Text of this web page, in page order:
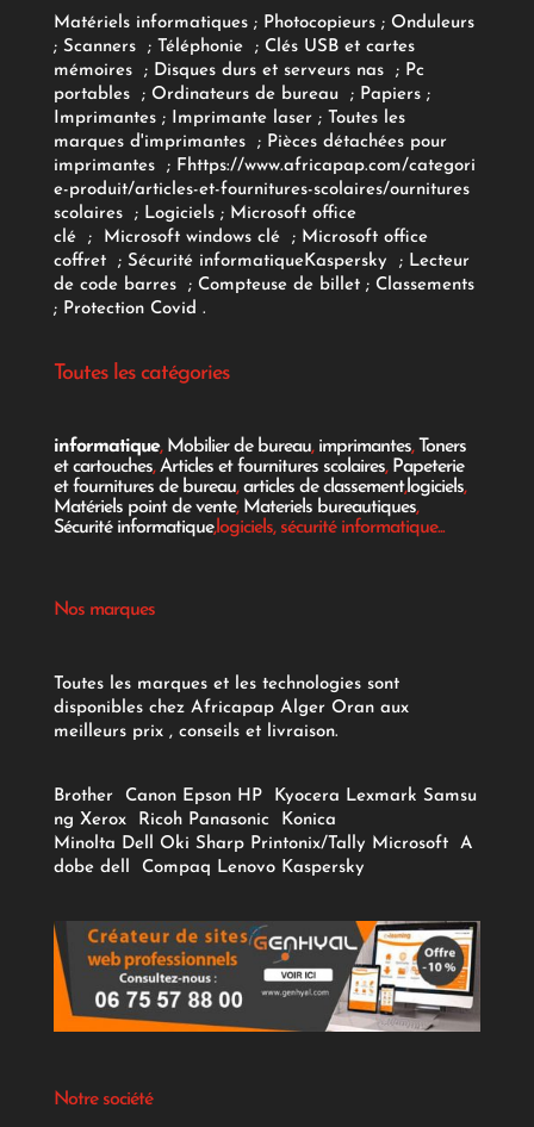
Matériels informatiques; Photocopieurs; Onduleurs
; Scanners ; Téléphonie ; Clés USB et cartes
mémoires
; Disques durs et serveurs nas ; Pc
portables
; Ordinateurs de bureau ; Papiers;
Imprimantes;Imprimante laser; Toutes les
marques d'imprimantes
; Pièces détachées pour
imprimantes
; Fhttps://www.africapap.com/categori
e-produit/articles-et-fournitures-scolaires/ournitures
scolaires; Logiciels ; Microsoft office
clé
; Microsoft windows clé; Microsoft office
coffret ; Sécurité informatiqueKaspersky ; Lecteur
de code barres
; Compteuse de billet; Classements
; Protection Covid .
Toutes les catégories
informatique, Mobilier de bureau, imprimantes, Toners
et cartouches,Articles et fournitures scolaires, Papeterie
et fournitures de bureau,articles de classement,logiciels,
Matériels point de vente, Materiels bureautiques,
Sécurité informatique,logiciels, sécurité informatique...
Nos marques
Toutes les marques et les technologies sont
disponibles chez Africapap Alger Oran aux
meilleurs prix , conseils et livraison.
Brother Canon Epson HP Kyocera Lexmark Samsu
ng Xerox Ricoh Panasonic
Konica
Minolta Dell Oki Sharp Printonix/Tally Microsoft
A
dobe dell Compaq Lenovo Kaspersky
Notre société